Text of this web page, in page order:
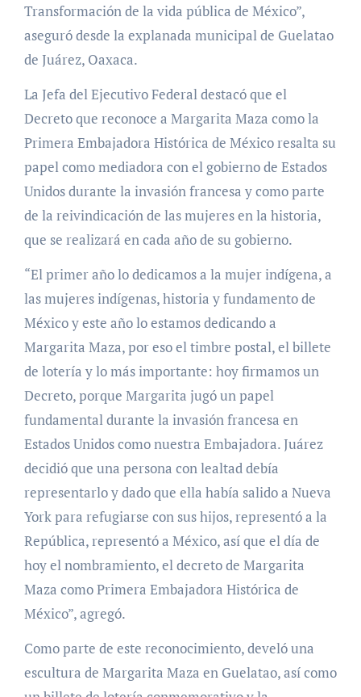
Transformación de la vida pública de México”,
aseguró desde la explanada municipal de Guelatao
de Juárez, Oaxaca.
La Jefa del Ejecutivo Federal destacó que el
Decreto que reconoce a Margarita Maza como la
Primera Embajadora Histórica de México resalta su
papel como mediadora con el gobierno de Estados
Unidos durante la invasión francesa y como parte
de la reivindicación de las mujeres en la historia,
que se realizará en cada año de su gobierno.
“El primer año lo dedicamos a la mujer indígena, a
las mujeres indígenas, historia y fundamento de
México y este año lo estamos dedicando a
Margarita Maza, por eso el timbre postal, el billete
de lotería y lo más importante: hoy firmamos un
Decreto, porque Margarita jugó un papel
fundamental durante la invasión francesa en
Estados Unidos como nuestra Embajadora. Juárez
decidió que una persona con lealtad debía
representarlo y dado que ella había salido a Nueva
York para refugiarse con sus hijos, representó a la
República, representó a México, así que el día de
hoy el nombramiento, el decreto de Margarita
Maza como Primera Embajadora Histórica de
México”, agregó.
Como parte de este reconocimiento, develó una
escultura de Margarita Maza en Guelatao, así como